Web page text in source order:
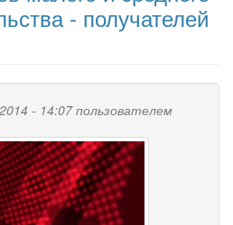
- получателей
- 14:07 пользователем